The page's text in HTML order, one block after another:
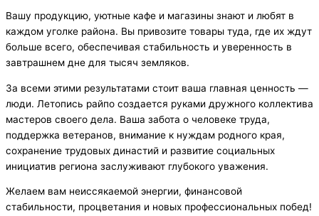
Вашу продукцию, уютные кафе и магазины знают и любят в
каждом уголке района. Вы привозите товары туда, где их ждут
больше всего, обеспечивая стабильность и уверенность в
завтрашнем дне для тысяч земляков.
За всеми этими результатами стоит ваша главная ценность —
люди. Летопись райпо создается руками дружного коллектива
мастеров своего дела. Ваша забота о человеке труда,
поддержка ветеранов, внимание к нуждам родного края,
сохранение трудовых династий и развитие социальных
инициатив региона заслуживают глубокого уважения.
Желаем вам неиссякаемой энергии, финансовой
стабильности, процветания и новых профессиональных побед!